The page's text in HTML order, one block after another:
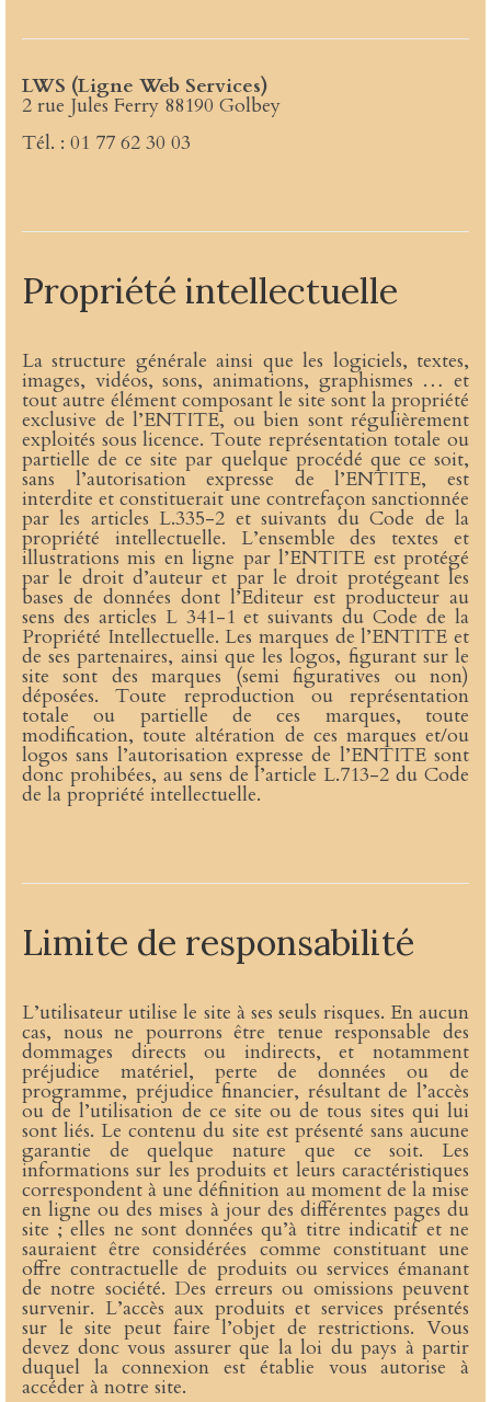
LWS (Ligne Web Services)
2 rue Jules Ferry 88190 Golbey
Tél. : 01 77 62 30 03
Propriété intellectuelle
La structure générale ainsi que les logiciels, textes,
images, vidéos, sons, animations, graphismes … et
tout autre élément composant le site sont la propriété
exclusive de l’ENTITE, ou bien sont régulièrement
exploités sous licence. Toute représentation totale ou
partielle de ce site par quelque procédé que ce soit,
sans l’autorisation expresse de l’ENTITE, est
interdite et constituerait une contrefaçon sanctionnée
par les articles L.335-2 et suivants du Code de la
propriété intellectuelle. L’ensemble des textes et
illustrations mis en ligne par l’ENTITE est protégé
par le droit d’auteur et par le droit protégeant les
bases de données dont l’Editeur est producteur au
sens des articles L 341-1 et suivants du Code de la
Propriété Intellectuelle. Les marques de l’ENTITE et
de ses partenaires, ainsi que les logos, figurant sur le
site sont des marques (semi figuratives ou non)
déposées. Toute reproduction ou représentation
totale ou partielle de ces marques, toute
modification, toute altération de ces marques et/ou
logos sans l’autorisation expresse de l’ENTITE sont
donc prohibées, au sens de l’article L.713-2 du Code
de la propriété intellectuelle.
Limite de responsabilité
L’utilisateur utilise le site à ses seuls risques. En aucun
cas, nous ne pourrons être tenue responsable des
dommages directs ou indirects, et notamment
préjudice matériel, perte de données ou de
programme, préjudice financier, résultant de l’accès
ou de l’utilisation de ce site ou de tous sites qui lui
sont liés. Le contenu du site est présenté sans aucune
garantie de quelque nature que ce soit. Les
informations sur les produits et leurs caractéristiques
correspondent à une définition au moment de la mise
en ligne ou des mises à jour des différentes pages du
site ; elles ne sont données qu’à titre indicatif et ne
sauraient être considérées comme constituant une
offre contractuelle de produits ou services émanant
de notre société. Des erreurs ou omissions peuvent
survenir. L’accès aux produits et services présentés
sur le site peut faire l’objet de restrictions. Vous
devez donc vous assurer que la loi du pays à partir
duquel la connexion est établie vous autorise à
accéder à notre site.